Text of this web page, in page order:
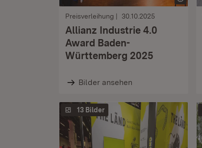
Preisverleihung 30.10.2025
Allianz Industrie 4.0
Award Baden-
Württemberg 2025
Bilder ansehen
13 Bilder